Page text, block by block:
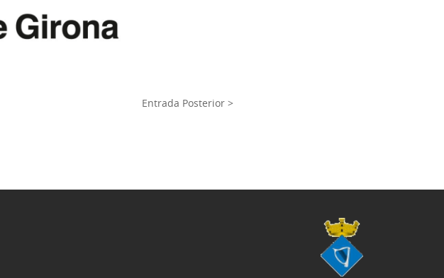
Entrada Posterior >